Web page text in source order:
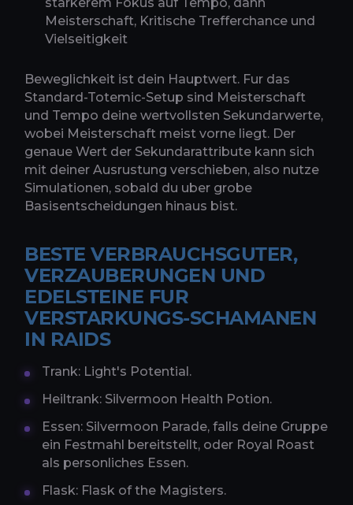
Meisterschaft, Kritische Trefferchance und
Vielseitigkeit
Beweglichkeit ist dein Hauptwert. Fur das
Standard-Totemic-Setup sind Meisterschaft
und Tempo deine wertvollsten Sekundarwerte,
wobei Meisterschaft meist vorne liegt. Der
genaue Wert der Sekundarattribute kann sich
mit deiner Ausrustung verschieben, also nutze
Simulationen, sobald du uber grobe
Basisentscheidungen hinaus bist.
BESTE VERBRAUCHSGUTER,
VERZAUBERUNGEN UND
EDELSTEINE FUR
VERSTARKUNGS-SCHAMANEN
IN RAIDS
Trank: Light's Potential.
Heiltrank: Silvermoon Health Potion.
Essen: Silvermoon Parade, falls deine Gruppe
ein Festmahl bereitstellt, oder Royal Roast
als personliches Essen.
Flask: Flask of the Magisters.